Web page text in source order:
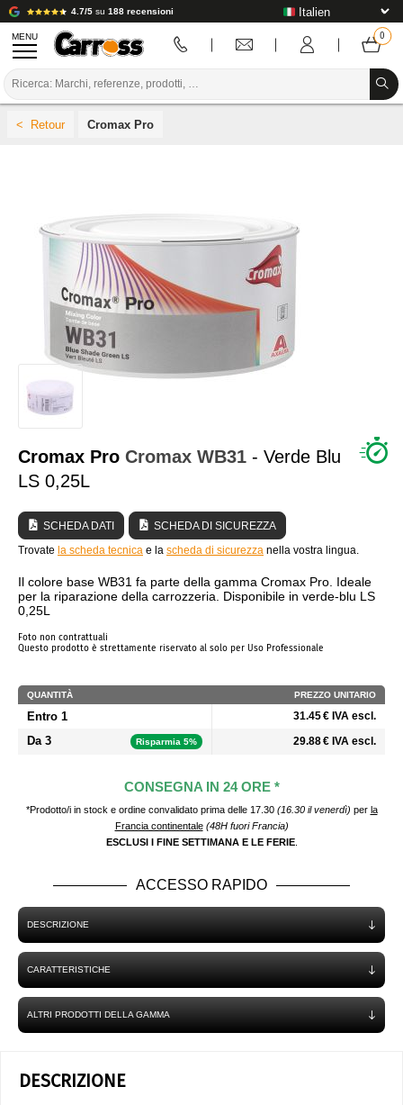
4.7/5 su 188 recensioni
MENU
MATERIALI DI CONSUMO PER LA CARROZZERIA
STRUMENTI PER LA CARROZZERIA
ATTREZZATURE PER CARROZZERIA
INSTALLAZIONE IN LABORATORIO
TUTORIAL E CONSIGLI
Cromax Pro
Cromax Pro Cromax WB31 - Verde Blu
LS 0,25L
SCHEDA DATI
SCHEDA DI SICUREZZA
Trovate la scheda tecnica e la scheda di sicurezza nella vostra lingua.
Il colore base WB31 fa parte della gamma Cromax Pro. Ideale
per la riparazione della carrozzeria. Disponibile in verde-blu LS
0,25L
Foto non contrattuali
Questo prodotto è strettamente riservato al solo per Uso Professionale
QUANTITÀ PREZZO UNITARIO
Entro 1 31.45 € IVA escl.
Da 3 Risparmia 5% 29.88 € IVA escl.
CONSEGNA IN 24 ORE *
*Prodotto/i in stock e ordine convalidato prima delle 17.30 (16.30 il venerdì) per la
Francia continentale (48H fuori Francia)
ESCLUSI I FINE SETTIMANA E LE FERIE.
ACCESSO RAPIDO
DESCRIZIONE
CARATTERISTICHE
ALTRI PRODOTTI DELLA GAMMA
DESCRIZIONE